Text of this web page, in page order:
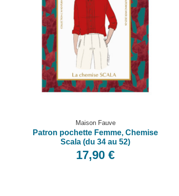
Maison Fauve
Patron pochette Femme, Chemise
Scala (du 34 au 52)
17,90 €